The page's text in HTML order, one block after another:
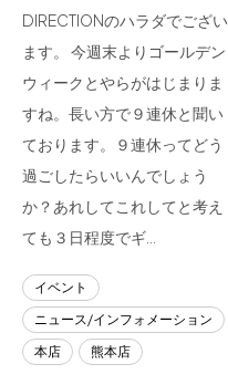
DIRECTIONのハラダでござい
ます。 今週末よりゴールデン
ウィークとやらがはじまりま
すね。長い方で９連休と聞い
ております。９連休ってどう
過ごしたらいいんでしょう
か？あれしてこれしてと考え
ても３日程度でギ…
イベント
ニュース/インフォメーション
本店
熊本店